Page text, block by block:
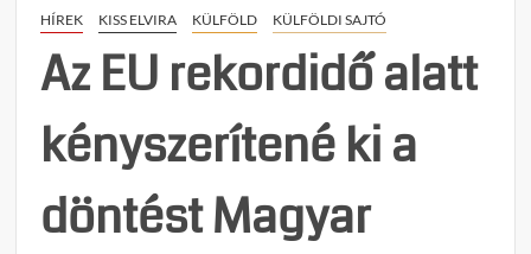
HÍREK
KISS ELVIRA KÜLFÖLD KÜLFÖLDI SAJTÓ
Az EU rekordidő alatt
kényszerítené ki a
döntést Magyar